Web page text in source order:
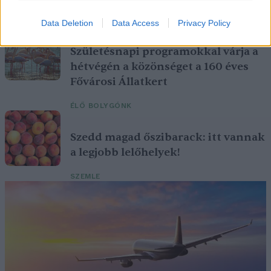
Data Deletion Data Access Privacy Policy
Születésnapi programokkal várja a
hétvégén a közönséget a 160 éves
Fővárosi Állatkert
ÉLŐ BOLYGÓNK
Szedd magad őszibarack: itt vannak
a legjobb lelőhelyek!
SZEMLE